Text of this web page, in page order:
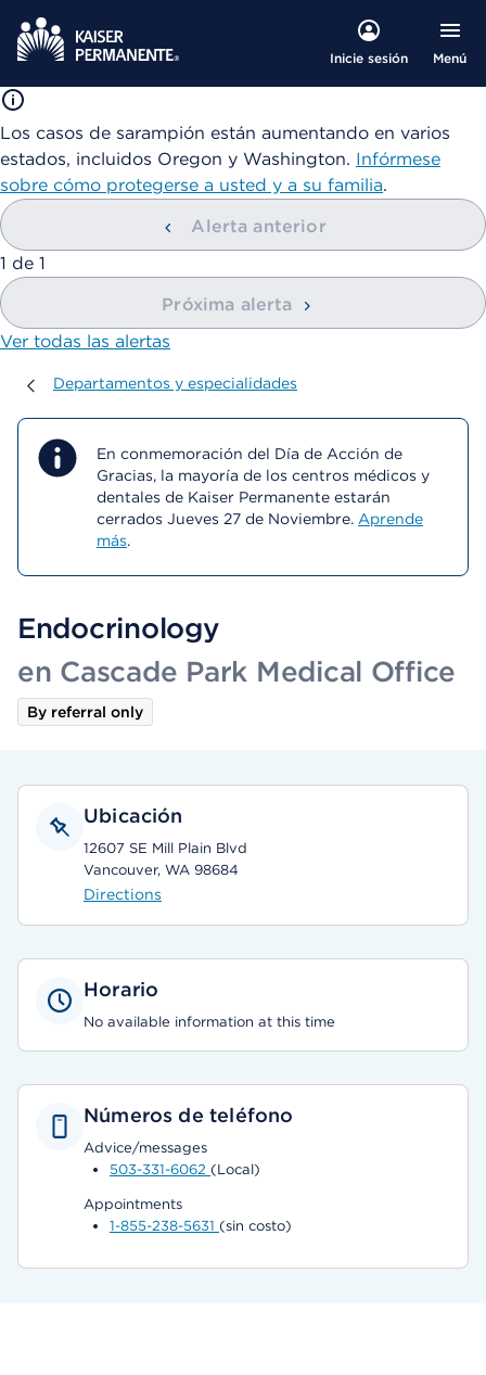
Inicie sesión Menú
Los casos de sarampión están aumentando en varios
estados, incluidos Oregon y Washington. Infórmese
sobre cómo protegerse a usted y a su familia.
Alerta anterior
mostrando
1 de 1
Próxima alerta
Ver todas las alertas
Departamentos y especialidades
Departamentos y especialidades
En conmemoración del Día de Acción de
Gracias, la mayoría de los centros médicos y
dentales de Kaiser Permanente estarán
cerrados Jueves 27 de Noviembre. Aprende
más.
Endocrinology
en Cascade Park Medical Office
By referral only
Ubicación
12607 SE Mill Plain Blvd
Vancouver, WA 98684
Directions
Horario
No available information at this time
Números de teléfono
Advice/messages
503-331-6062 (Local)
Appointments
1-855-238-5631 (sin costo)